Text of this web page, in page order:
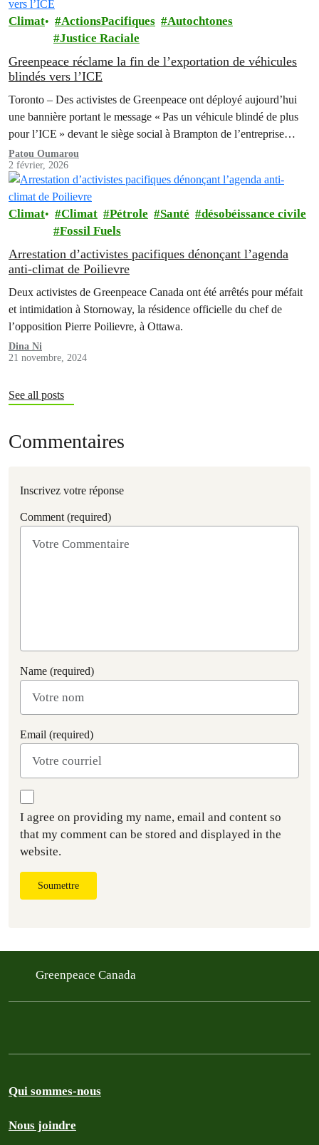
Climat ActionsPacifiques
Autochtones
Justice Raciale
Greenpeace réclame la fin de l’exportation de véhicules
blindés vers l’ICE
Toronto – Des activistes de Greenpeace ont déployé aujourd’hui
une bannière portant le message « Pas un véhicule blindé de plus
pour l’ICE » devant le siège social à Brampton de l’entreprise
qui…
Patou Oumarou
2 février, 2026
Climat Climat Pétrole Santé
désobéissance civile
Fossil Fuels
Arrestation d’activistes pacifiques dénonçant l’agenda
anti-climat de Poilievre
Deux activistes de Greenpeace Canada ont été arrêtés pour méfait
et intimidation à Stornoway, la résidence officielle du chef de
l’opposition Pierre Poilievre, à Ottawa.
Dina Ni
21 novembre, 2024
See all posts
Commentaires
Inscrivez votre réponse
Comment (required)
Name (required)
Email (required)
I agree on providing my name, email and content so
that my comment can be stored and displayed in the
website.
Soumettre
Greenpeace Canada
Qui sommes-nous
Nous joindre